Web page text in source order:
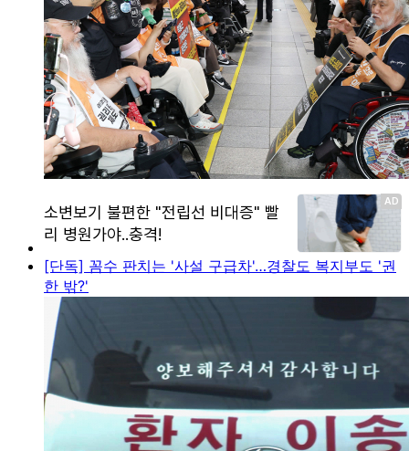
[단독] 꼼수 판치는 '사설 구급차'…경찰도 복지부도 '권
한 밖?'